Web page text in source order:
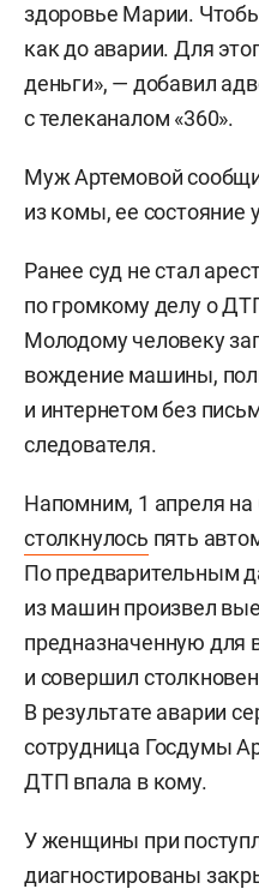
здоровье Марии.
как до аварии. Для
деньги», — добавил
с телеканалом «360».
Муж Артемовой
из комы, ее состояние
Ранее суд не стал
по громкому делу о
Молодому человеку
вождение машины,
и интернетом без
следователя.
Напомним, 1 апреля
столкнулось пять
По предварительным
из машин произвел
предназначенную для
и совершил
В результате аварии
сотрудница Госдумы
ДТП впала в кому.
У женщины при
диагностированы